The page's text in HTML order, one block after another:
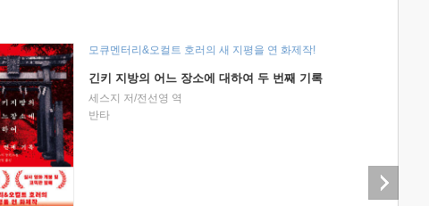
모큐멘터리&오컬트 호러의 새 지평을 연 화제작!
긴키 지방의 어느 장소에 대하여 두 번째 기록
세스지 저/전선영 역
반타